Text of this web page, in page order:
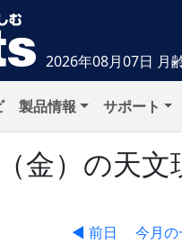
2026年08月07日 月
製品情報 サポート
金）の天
◀ 前日 今月の